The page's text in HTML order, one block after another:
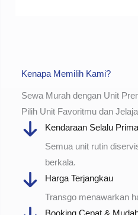
Kenapa Memilih Kami?
Sewa Murah dengan Unit
Pilih Unit Favoritmu dan
Kendaraan Selalu Prima
Semua unit rutin
berkala.
Harga Terjangkau
Transgo menawarkan
Booking Cepat &